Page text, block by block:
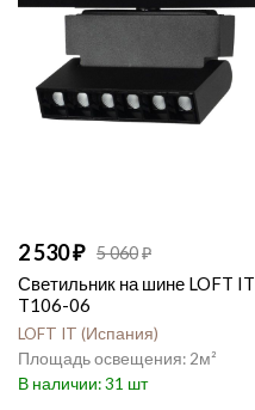
2 530 5 060
Светильник на шине LOFT IT
T106-06
LOFT IT Испания
2
31